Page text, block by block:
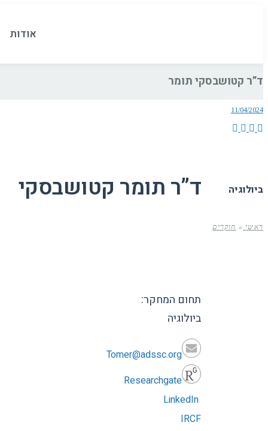
אודות
ד”ר קטושבסקי תומר
ביולוגיה
ראשי » חוקרים
11/04/2024
ד”ר תומר קטושבסקי
תחום המחקר:
ביולוגיה
Tomer@adssc.org
Researchgate
LinkedIn
IRCF